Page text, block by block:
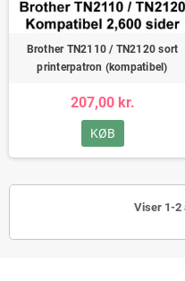
Brother TN2110 / TN2120 sort
printerpatron (kompatibel)
207,00 kr.
KØB
Viser 1-2